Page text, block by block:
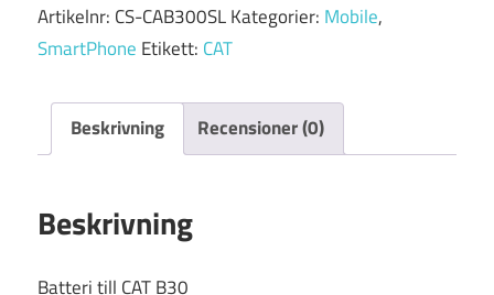
Artikelnr: CS-CAB300SLKategorier: Mobile,
SmartPhone Etikett: CAT
Beskrivning Recensioner (0)
Beskrivning
Batteri till CAT B30